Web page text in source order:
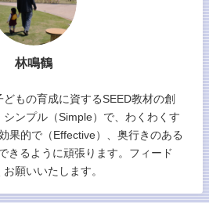
林鳴鶴
もの育成に資するSEED教材の創
ンプル（Simple）で、わくわくす
果的で（Effective）、奥行きのある
きるように頑張ります。フィード
願いいたします。